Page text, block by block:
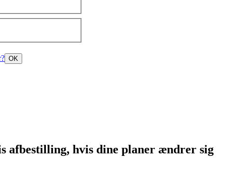
OK
afbestilling, hvis dine planer ændrer sig